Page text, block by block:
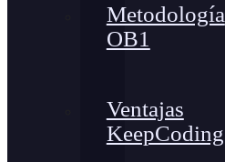
Metodología
OB1
Ventajas
KeepCoding